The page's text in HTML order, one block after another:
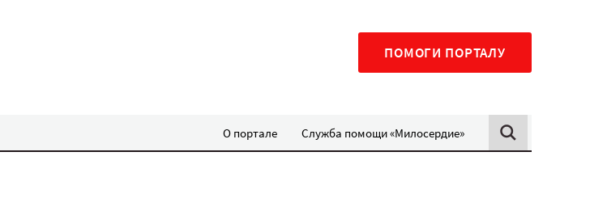
ПОМОГИ ПОРТАЛУ
О портале Служба помощи «Милосердие»